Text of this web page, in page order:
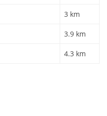
3 km
3.9 km
4.3 km